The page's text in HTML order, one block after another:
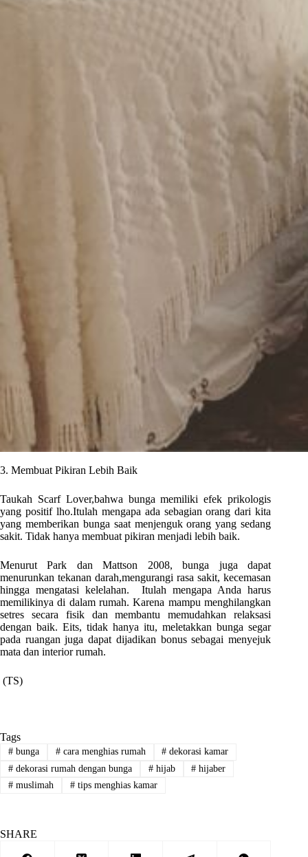
3. Membuat Pikiran Lebih Baik
Taukah Scarf Lover,bahwa bunga memiliki efek prikologis
yang positif lho.Itulah mengapa ada sebagian orang dari kita
yang memberikan bunga saat menjenguk orang yang sedang
sakit. Tidak hanya membuat pikiran menjadi lebih baik.
Menurut Park dan Mattson 2008, bunga juga dapat
menurunkan tekanan darah,mengurangi rasa sakit, kecemasan
hingga mengatasi kelelahan. Itulah mengapa Anda harus
memilikinya di dalam rumah. Karena mampu menghilangkan
setres secara fisik dan membantu memudahkan relaksasi
dengan baik. Eits, tidak hanya itu, meletakkan bunga segar
pada ruangan juga dapat dijadikan bonus sebagai menyejuk
mata dan interior rumah.
(TS)
Tags
#bunga #cara menghias rumah # dekorasi kamar
#dekorasi rumah dengan bunga #hijab # hijaber
#muslimah #tips menghias kamar
SHARE